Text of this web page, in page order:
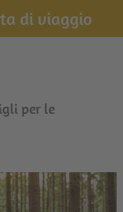
di viaggio
per le